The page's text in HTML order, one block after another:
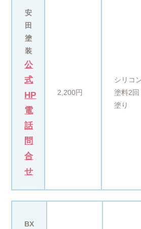
安
田
塗
装
公
式
HP
電
話
問
合
せ
2,200円
シリコ
塗料2回
塗り
BX